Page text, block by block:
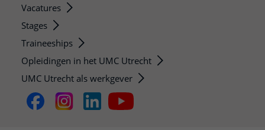
Vacatures
Stages
Traineeships
Opleidingen in het UMC Utrecht
UMC Utrecht als werkgever